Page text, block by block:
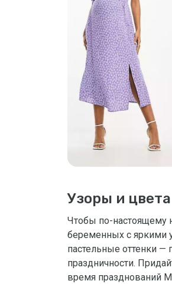
Узоры и
Чтобы по-настоящему
беременных с яркими
пастельные оттенки
праздничности.
время празднований